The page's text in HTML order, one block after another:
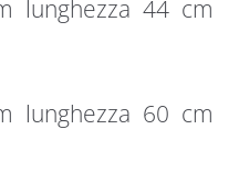
lunghezza 44 cm
lunghezza 60 cm